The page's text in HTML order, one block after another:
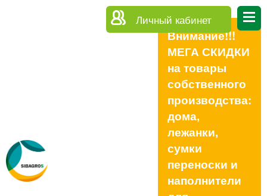
Личный кабинет
Внимание!!!
МЕГА СКИДКИ
на товары
собственного
производства:
дома,
лежанки,
сумки
переноски и
наполнители